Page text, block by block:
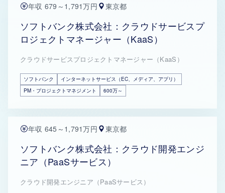
年収 679～1,791万円 東京都
ソフトバンク株式会社：クラウドサービスプ
ロジェクトマネージャー（KaaS）
クラウドサービスプロジェクトマネージャー（KaaS）
ソフトバンク
インターネットサービス（EC、メディア、アプリ）
PM・プロジェクトマネジメント
600万～
年収 645～1,791万円 東京都
ソフトバンク株式会社：クラウド開発エンジ
ニア（PaaSサービス）
クラウド開発エンジニア（PaaSサービス）